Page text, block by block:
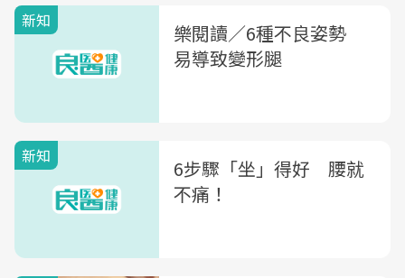
新知
樂閱讀／6種不良姿勢
易導致變形腿
新知
6步驟「坐」得好 腰就
不痛！